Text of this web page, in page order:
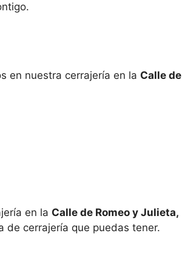
en nuestra cerrajería en la Calle de
en la Calle de Romeo y Julieta,
de cerrajería que puedas tener.